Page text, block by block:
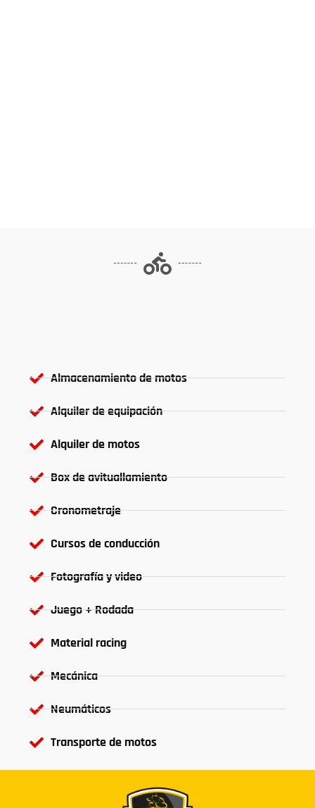
Almacenamiento de motos
Alquiler de equipación
Alquiler de motos
Box de avituallamiento
Cronometraje
Cursos de conducción
Fotografía y video
Juego + Rodada
Material racing
Mecánica
Neumáticos
Transporte de motos